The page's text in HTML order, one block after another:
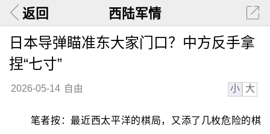
返回 西陆军情
日本导弹瞄准东大家门口？中方反手拿
捏“七寸”
2026-05-14 自由 小 大
笔者按：最近西太平洋的棋局，又添了几枚危险的棋